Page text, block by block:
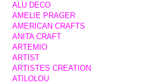
ALU DECO
AMELIE PRAGER
AMERICAN CRAFTS
ANITA CRAFT
ARTEMIO
ARTIST
ARTISTES CREATION
ATILOLOU